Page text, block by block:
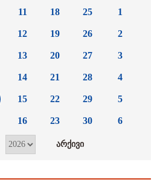
11
12
13
14
15
16
18
19
20
21
22
23
25
26
27
28
29
30
1
2
3
4
5
6